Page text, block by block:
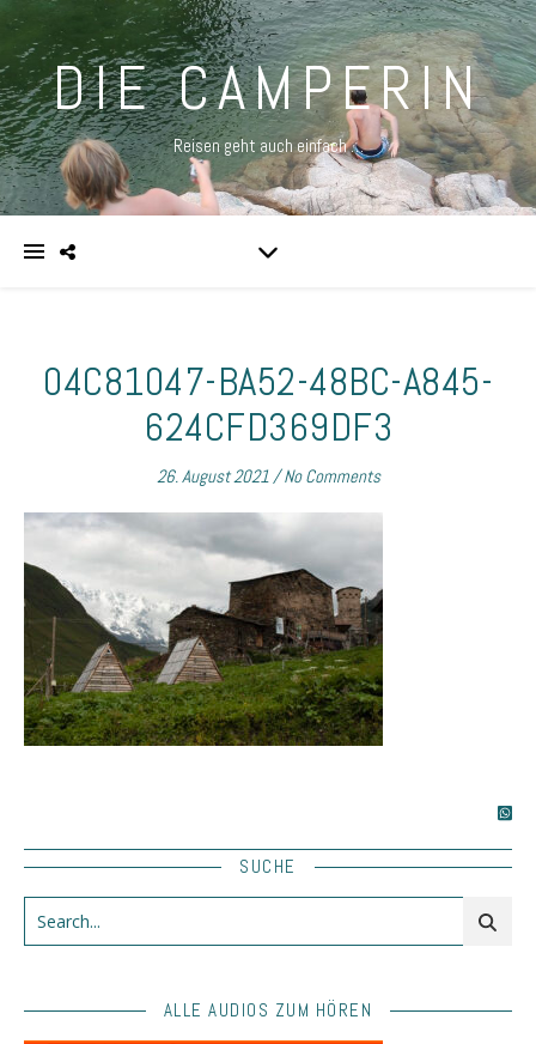
DIE CAMPERIN
Reisen geht auch einfach …
04C81047-BA52-48BC-A845-
624CFD369DF3
26. August 2021/ No Comments
SUCHE
ALLE AUDIOS ZUM HÖREN